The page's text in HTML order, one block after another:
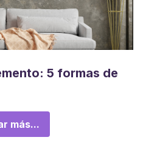
5 formas de
más...